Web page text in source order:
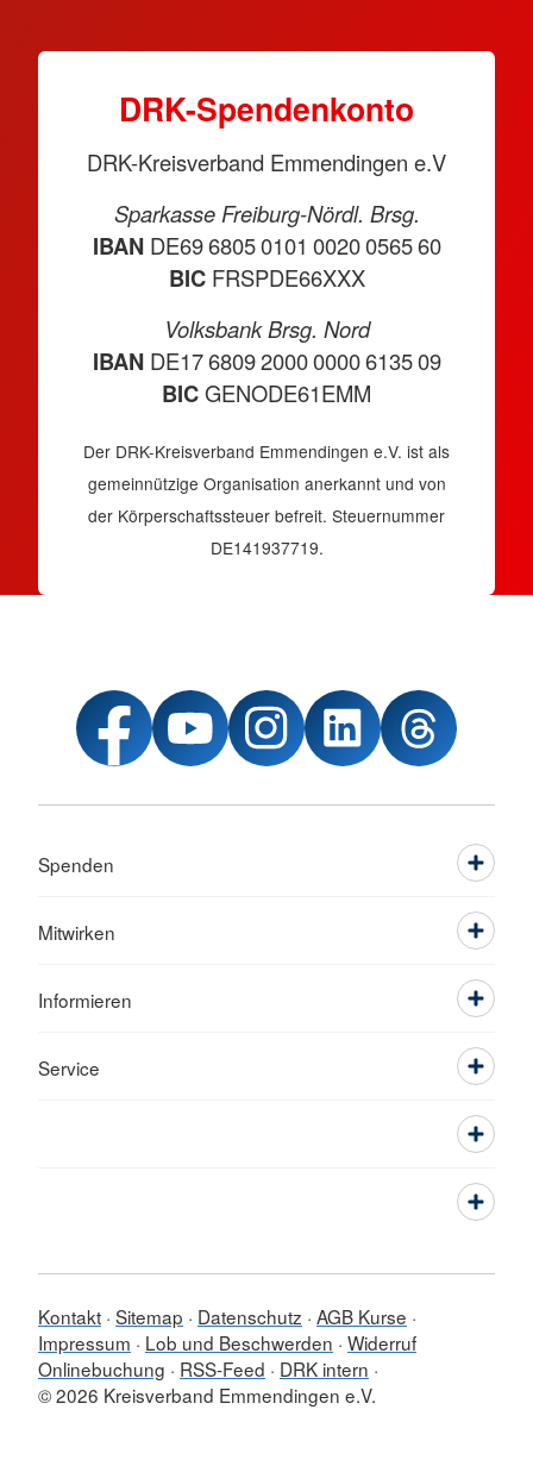
DRK-Spendenkonto
DRK-Kreisverband Emmendingen e.V
Sparkasse Freiburg-Nördl. Brsg.
IBANDE69 6805 0101 0020 0565 60
BICFRSPDE66XXX
Volksbank Brsg. Nord
IBANDE17 6809 2000 0000 6135 09
BICGENODE61EMM
Der DRK-Kreisverband Emmendingen e.V. ist als
gemeinnützige Organisation anerkannt und von
der Körperschaftssteuer befreit. Steuernummer
DE141937719.
Spenden
Mitwirken
Informieren
Service
Kontakt Sitemap Datenschutz AGB Kurse
Impressum
Lob und Beschwerden Widerruf
Onlinebuchung
RSS-Feed
DRK intern
© 2026 Kreisverband Emmendingen e.V.